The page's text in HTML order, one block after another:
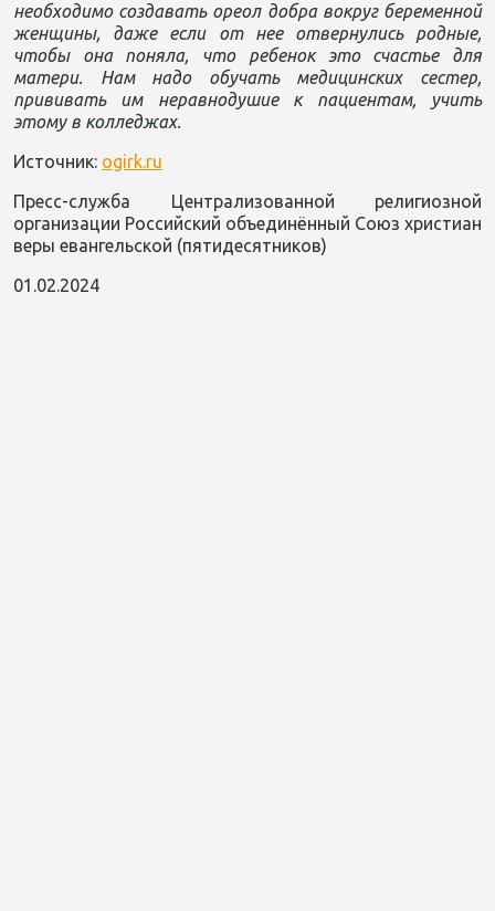
необходимо создавать ореол добра вокруг беременной
женщины, даже если от нее отвернулись родные,
чтобы она поняла, что ребенок это счастье для
матери. Нам надо обучать медицинских сестер,
прививать им неравнодушие к пациентам, учить
этому в колледжах.
Источник: ogirk.ru
Пресс-служба Централизованной религиозной
организации Российский объединённый Союз христиан
веры евангельской (пятидесятников)
01.02.2024